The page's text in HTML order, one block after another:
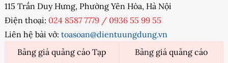
115 Trần Duy Hưng, Phường Yên Hòa, Hà Nội
Điện thoại: 024 8587 7779 / 0936 55 99 55
Liên hệ bài vở: toasoan@dientuungdung.vn
Bảng giá quảng cáo Tạp
Bảng giá quảng cáo